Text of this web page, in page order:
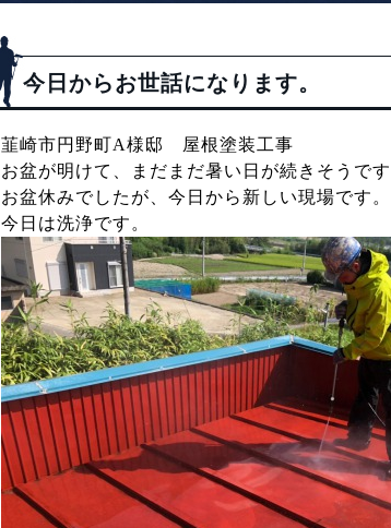
今日からお世話になります。
韮崎市円野町A様邸 屋根塗装工事
お盆が明けて、まだまだ暑い日が続きそうです
お盆休みでしたが、今日から新しい現場です。
今日は洗浄です。